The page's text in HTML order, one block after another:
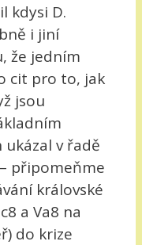
kdysi D.
i jiní
že jedním
cit pro to, jak
jsou
v řadě
připomeňme
královské
a Va8 na
do krize